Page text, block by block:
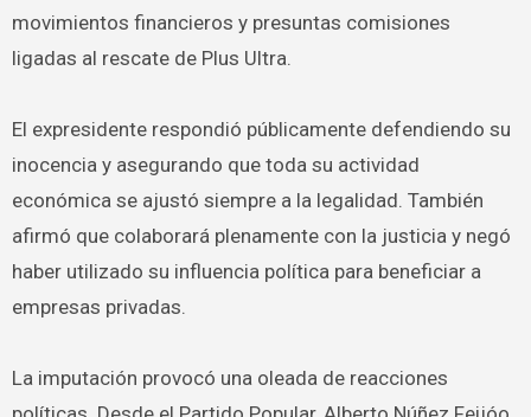
movimientos financieros y presuntas comisiones
ligadas al rescate de Plus Ultra.
El expresidente respondió públicamente defendiendo su
inocencia y asegurando que toda su actividad
económica se ajustó siempre a la legalidad. También
afirmó que colaborará plenamente con la justicia y negó
haber utilizado su influencia política para beneficiar a
empresas privadas.
La imputación provocó una oleada de reacciones